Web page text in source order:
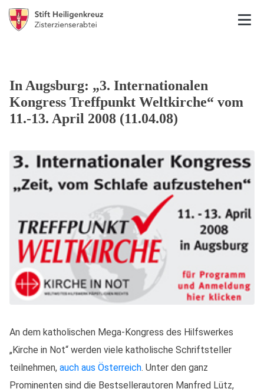
In Augsburg: „3. Internationalen
Kongress Treffpunkt Weltkirche“ vom
11.-13. April 2008 (11.04.08)
An dem katholischen Mega-Kongress des Hilfswerkes
„Kirche in Not“ werden viele katholische Schriftsteller
teilnehmen, auch aus Österreich. Unter den ganz
Prominenten sind die Bestsellerautoren Manfred Lütz,